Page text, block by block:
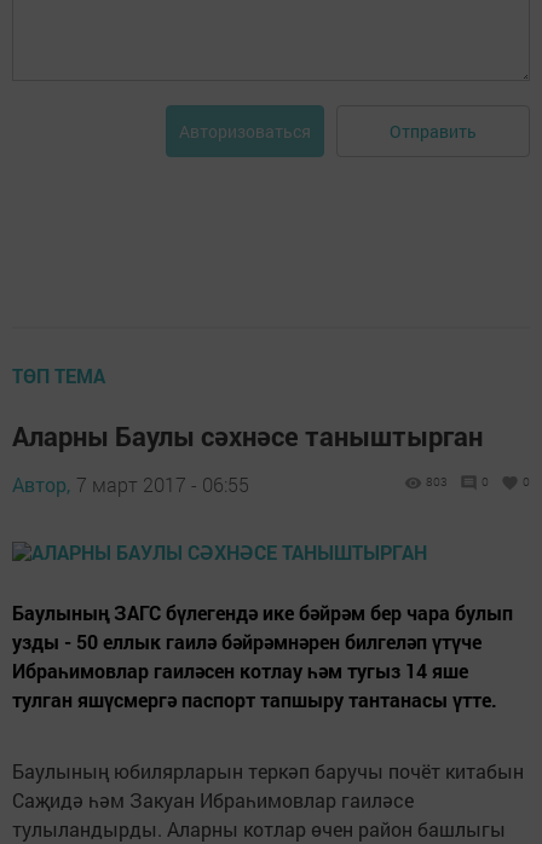
Авторизоваться Отправить
ТӨП ТЕМА
Аларны Баулы сәхнәсе таныштырган
Автор, 7 март 2017 - 06:55 803 0 0
Баулының ЗАГС бүлегендә ике бәйрәм бер чара булып
узды - 50 еллык гаилә бәйрәмнәрен билгеләп үтүче
Ибраһимовлар гаиләсен котлау һәм тугыз 14 яше
тулган яшүсмергә паспорт тапшыру тантанасы үтте.
Баулының юбилярларын теркәп баручы почёт китабын
Саҗидә һәм Закуан Ибраһимовлар гаиләсе
тулыландырды. Аларны котлар өчен район башлыгы